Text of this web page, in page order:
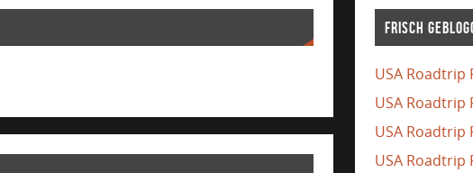
Frisch
USA Roadtrip
USA Roadtrip
USA Roadtrip
USA Roadtrip